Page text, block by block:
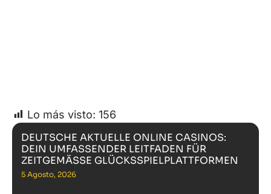
Lo más visto: 156
DEUTSCHE AKTUELLE ONLINE CASINOS:
DEIN UMFASSENDER LEITFADEN FÜR
ZEITGEMÄSSE GLÜCKSSPIELPLATTFORMEN
5 Agosto, 2026